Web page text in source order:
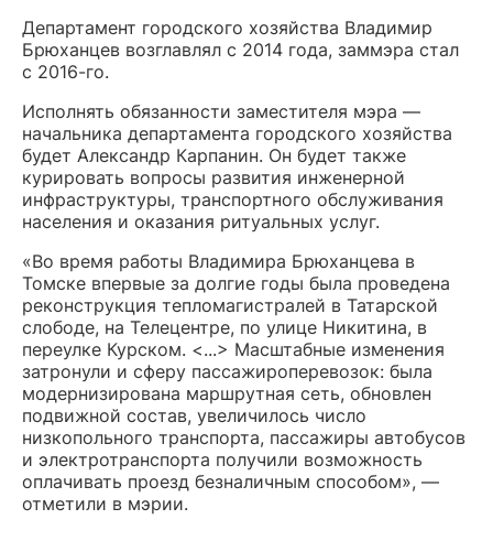
Департамент городского хозяйства Владимир
Брюханцев возглавлял с 2014 года, заммэра стал
с 2016-го.
Исполнять обязанности заместителя мэра —
начальника департамента городского хозяйства
будет Александр Карпанин. Он будет также
курировать вопросы развития инженерной
инфраструктуры, транспортного обслуживания
населения и оказания ритуальных услуг.
«Во время работы Владимира Брюханцева в
Томске впервые за долгие годы была проведена
реконструкция тепломагистралей в Татарской
слободе, на Телецентре, по улице Никитина, в
переулке Курском. <...> Масштабные изменения
затронули и сферу пассажироперевозок: была
модернизирована маршрутная сеть, обновлен
подвижной состав, увеличилось число
низкопольного транспорта, пассажиры автобусов
и электротранспорта получили возможность
оплачивать проезд безналичным способом», —
отметили в мэрии.